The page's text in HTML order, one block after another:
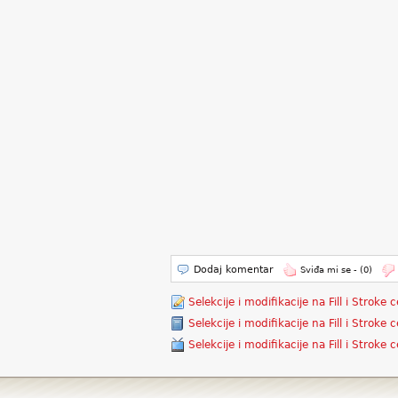
Dodaj komentar Sviđa mi se - (0)
Selekcije i modifikacije na Fill i Stroke
Selekcije i modifikacije na Fill i Stroke
Selekcije i modifikacije na Fill i Stroke